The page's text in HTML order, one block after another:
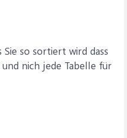
so sortiert wird dass
nich jede Tabelle für